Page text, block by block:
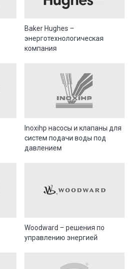
Baker Hughes –
энерготехнологическая
компания
Inoxihp насосы и клапаны для
систем подачи воды под
давлением
Woodward – решения по
управлению энергией